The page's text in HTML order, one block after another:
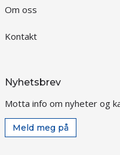
Om oss
Kontakt
Nyhetsbrev
Motta info om nyheter og
Meld meg på